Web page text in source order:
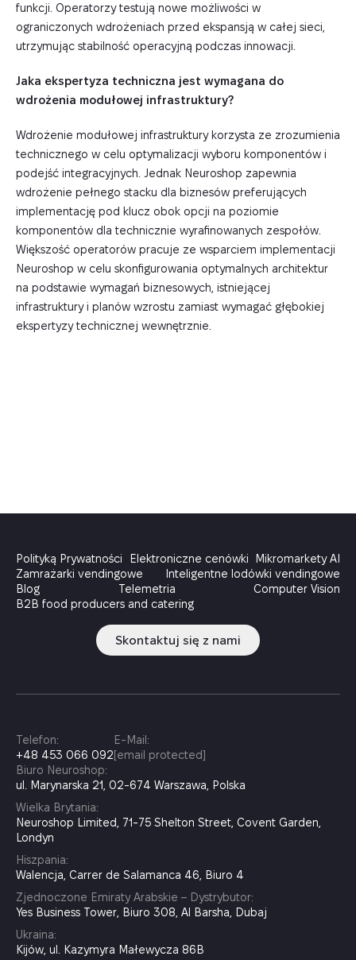
funkcji. Operatorzy testują nowe możliwości w
ograniczonych wdrożeniach przed ekspansją w całej sieci,
utrzymując stabilność operacyjną podczas innowacji.
Jaka ekspertyza techniczna jest wymagana do
wdrożenia modułowej infrastruktury?
Wdrożenie modułowej infrastruktury korzysta ze zrozumienia
technicznego w celu optymalizacji wyboru komponentów i
podejść integracyjnych. Jednak Neuroshop zapewnia
wdrożenie pełnego stacku dla biznesów preferujących
implementację pod klucz obok opcji na poziomie
komponentów dla technicznie wyrafinowanych zespołów.
Większość operatorów pracuje ze wsparciem implementacji
Neuroshop w celu skonfigurowania optymalnych architektur
na podstawie wymagań biznesowych, istniejącej
infrastruktury i planów wzrostu zamiast wymagać głębokiej
ekspertyzy technicznej wewnętrznie.
Polityką Prywatności Elektroniczne cenówki
Mikromarkety AI
Zamrażarki vendingowe
Inteligentne lodówki vendingowe
Blog
Telemetria
Computer Vision
B2B food producers and catering
Skontaktuj się z nami
Telefon:
+48 453 066 092
E-Mail:
[email protected]
Biuro Neuroshop:
ul. Marynarska 21, 02-674 Warszawa, Polska
Wielka Brytania:
Neuroshop Limited, 71-75 Shelton Street, Covent Garden,
Londyn
Hiszpania:
Walencja, Carrer de Salamanca 46, Biuro 4
Zjednoczone Emiraty Arabskie – Dystrybutor:
Yes Business Tower, Biuro 308, Al Barsha, Dubaj
Ukraina:
Kijów, ul. Kazymyra Małewycza 86B